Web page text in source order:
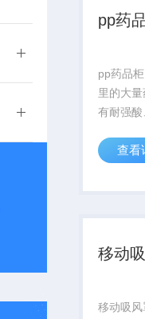
pp药
pp药品
里的大
有耐强
化玻璃(
时，不
查看
移动
移动吸